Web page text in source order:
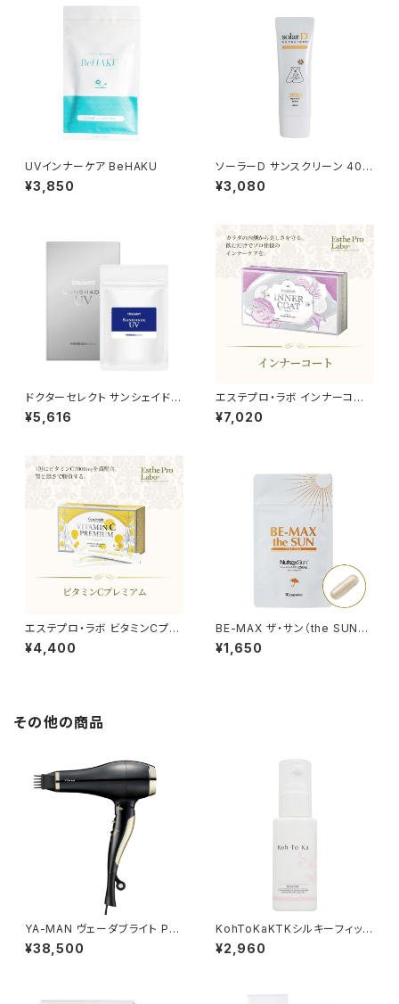
UVインナーケア BeHAKU
¥3,850
ソーラーD サンスクリーン 40m
l¥3,080
ドクターセレクト サンシェイドU
V 10.86g（362mg×30カプセ
ル）
¥5,616
エステプロ・ラボ インナーコート
40粒
¥7,020
エステプロ・ラボ ビタミンCプレ
ミアム 30包
¥4,400
BE-MAX ザ・サン（the SUN）ト
ライアル 10カプセル
¥1,650
その他の商品
YA-MAN ヴェーダブライト PL
US BS for Salon ヘアドライヤ
ー（1250W）
¥38,500
KohToKaKTKシルキーフィット
エマルジョン
¥2,960